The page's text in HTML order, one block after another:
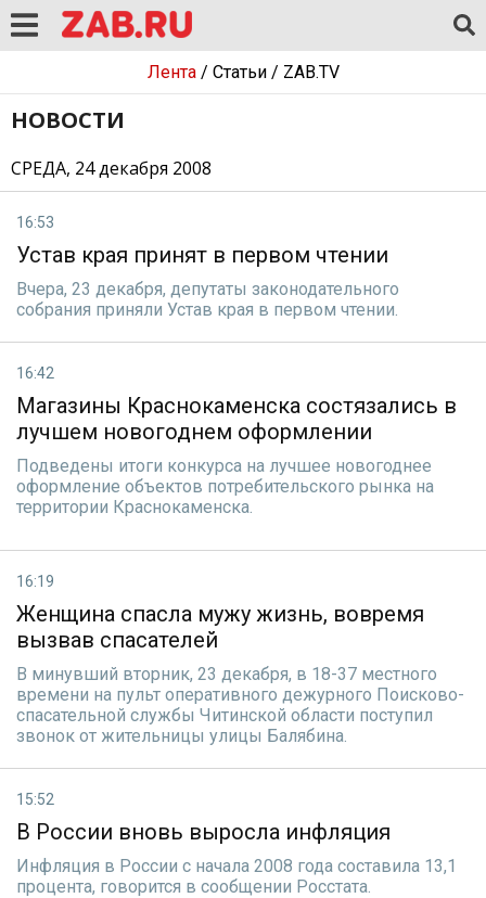
Лента/ Статьи/ ZAB.TV
НОВОСТИ
СРЕДА, 24 декабря 2008
16:53
Устав края принят в первом чтении
Вчера, 23 декабря, депутаты законодательного
собрания приняли Устав края в первом чтении.
16:42
Магазины Краснокаменска состязались в
лучшем новогоднем оформлении
Подведены итоги конкурса на лучшее новогоднее
оформление объектов потребительского рынка на
территории Краснокаменска.
16:19
Женщина спасла мужу жизнь, вовремя
вызвав спасателей
В минувший вторник, 23 декабря, в 18-37 местного
времени на пульт оперативного дежурного Поисково-
спасательной службы Читинской области поступил
звонок от жительницы улицы Балябина.
15:52
В России вновь выросла инфляция
Инфляция в России с начала 2008 года составила 13,1
процента, говорится в сообщении Росстата.